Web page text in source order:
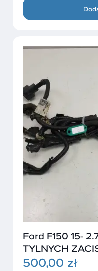
Ford F150 15-
TYLNYCH
500,00 zł